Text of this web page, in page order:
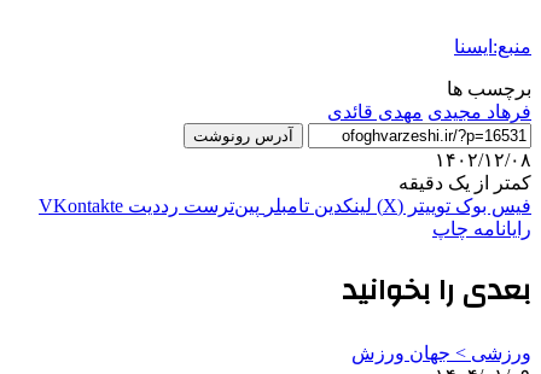
منبع:ایسنا
برچسب ها
فرهاد مجيدی مهدی قائدی
آدرس رونوشت
۱۴۰۲/۱۲/۰۸
کمتر از یک دقیقه
فیس بوک توییتر (X) لینکدین ‫تامبلر ‫پین‌ترست ‫رددیت ‫VKontakte
رایانامه چاپ
بعدی را بخوانید
ورزشی > جهان ورزش